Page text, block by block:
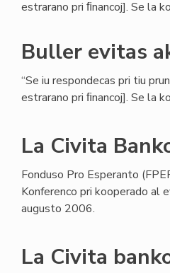
estrarano pri ﬁnancoj]. Se la
Buller evitas
“Se iu respondecas pri tiu
estrarano pri ﬁnancoj]. Se la
La Civita
Fonduso Pro Esperanto
Konferenco pri kooperado al
augusto 2006.
La Civita